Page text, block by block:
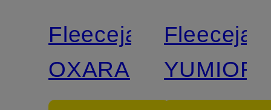
FACE
Fleecejacke
OXARA
FACE
YUMIORI